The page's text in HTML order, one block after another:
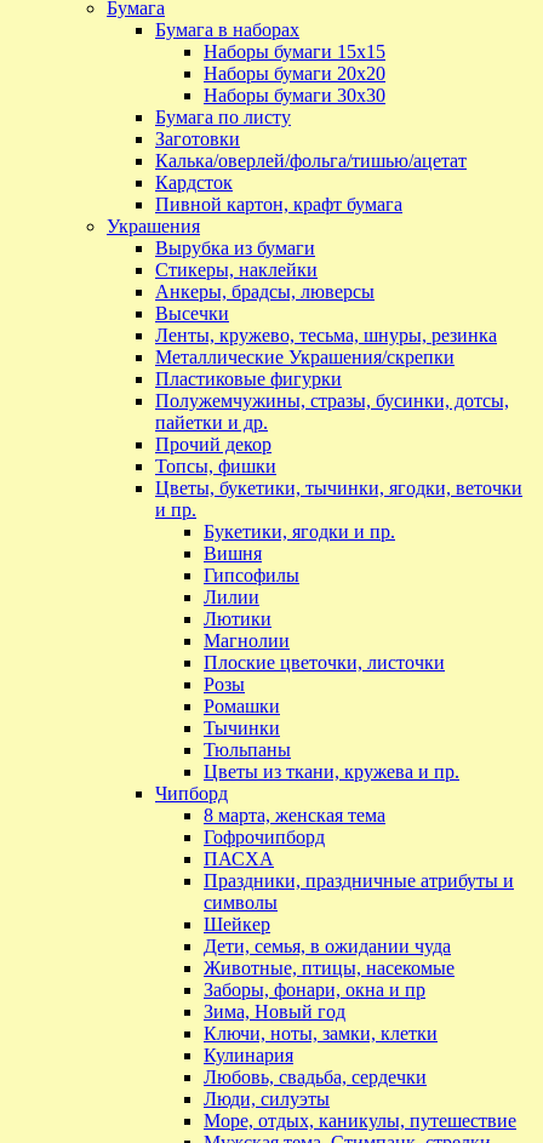
Бумага
Бумага в наборах
Наборы бумаги 15х15
Наборы бумаги 20х20
Наборы бумаги 30х30
Бумага по листу
Заготовки
Калька/оверлей/фольга/тишью/ацетат
Кардсток
Пивной картон, крафт бумага
Украшения
Вырубка из бумаги
Стикеры, наклейки
Анкеры, брадсы, люверсы
Высечки
Ленты, кружево, тесьма, шнуры, резинка
Металлические Украшения/скрепки
Пластиковые фигурки
Полужемчужины, стразы, бусинки, дотсы,
пайетки и др.
Прочий декор
Топсы, фишки
Цветы, букетики, тычинки, ягодки, веточки
и пр.
Букетики, ягодки и пр.
Вишня
Гипсофилы
Лилии
Лютики
Магнолии
Плоские цветочки, листочки
Розы
Ромашки
Тычинки
Тюльпаны
Цветы из ткани, кружева и пр.
Чипборд
8 марта, женская тема
Гофрочипборд
ПАСХА
Праздники, праздничные атрибуты и
символы
Шейкер
Дети, семья, в ожидании чуда
Животные, птицы, насекомые
Заборы, фонари, окна и пр
Зима, Новый год
Ключи, ноты, замки, клетки
Кулинария
Любовь, свадьба, сердечки
Люди, силуэты
Море, отдых, каникулы, путешествие